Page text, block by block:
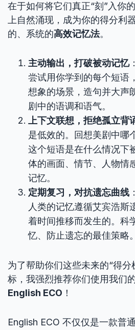
在于如何将它们真正“刻”入你
上自然涌现，成为你的得分利
的、系统的高效记忆法。
主动输出，打破被动记忆
尝试用你学到的每个短语
想象的场景，造句并大声
剧中的语调和语气。
上下文联想，拒绝孤立背
是低效的。回想美剧中哪
这个短语是在什么情况下
体的画面、情节、人物情
记忆。
定期复习，对抗遗忘曲线
人类的记忆遵循艾宾浩斯
着时间推移而发生的。科
忆、防止遗忘的最佳策略。
为了帮助你们这些未来的“得分
标，我强烈推荐你们使用我们
English ECO ！
English ECO 不仅仅是一款普